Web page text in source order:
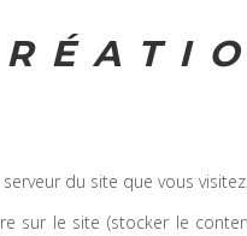
du site que vous
sur le site (stocker le